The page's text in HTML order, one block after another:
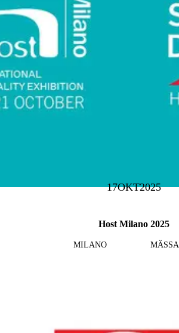
17OKT2025
Host Milano 2025
MILANO MÄSSA